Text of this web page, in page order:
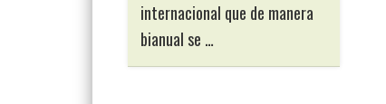
internacional que de manera
bianual se …